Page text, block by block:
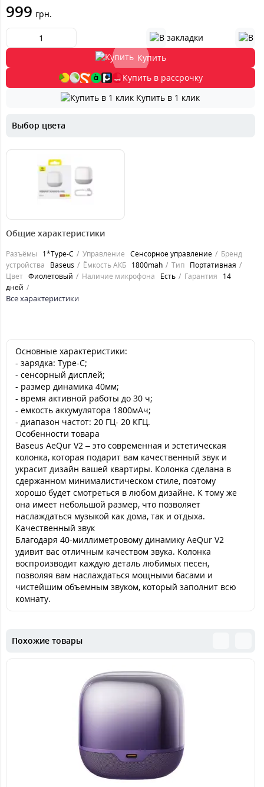
999 грн.
Купить
Купить в рассрочку
Купить в 1 клик
Выбор цвета
1499 грн.
Общие характеристики
Разъёмы 1*Type-C Управление Сенсорное управление
Бренд
устройства
Baseus Ёмкость АКБ 1800mah Тип Портативная
Цвет Фиолетовый Наличие микрофона Есть Гарантия
14
дней
Все характеристики
Основные характеристики:
- зарядка: Type-C;
- сенсорный дисплей;
- размер динамика 40мм;
- время активной работы до 30 ч;
- емкость аккумулятора 1800мАч;
- диапазон частот: 20 ГЦ- 20 КГЦ.
Особенности товара
Baseus AeQur V2 – это современная и эстетическая
колонка, которая подарит вам качественный звук и
украсит дизайн вашей квартиры. Колонка сделана в
сдержанном минималистическом стиле, поэтому
хорошо будет смотреться в любом дизайне. К тому же
она имеет небольшой размер, что позволяет
наслаждаться музыкой как дома, так и отдыха.
Качественный звук
Благодаря 40-миллиметровому динамику AeQur V2
удивит вас отличным качеством звука. Колонка
воспроизводит каждую деталь любимых песен,
позволяя вам наслаждаться мощными басами и
чистейшим объемным звуком, который заполнит всю
комнату.
Похожие товары